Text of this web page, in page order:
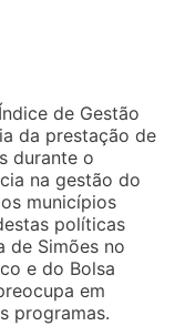
de Gestão
da prestação de
durante o
na gestão do
municípios
políticas
de Simões no
e do Bolsa
em
programas.